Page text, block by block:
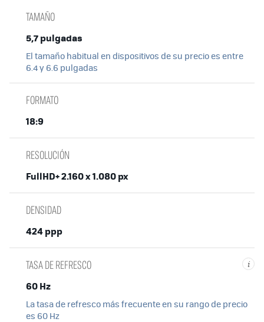
TAMAÑO
5,7 pulgadas
El tamaño habitual en dispositivos de su precio es entre
6.4 y 6.6 pulgadas
FORMATO
18:9
RESOLUCIÓN
FullHD+ 2.160 x 1.080 px
DENSIDAD
424 ppp
i
TASA DE REFRESCO
60 Hz
La tasa de refresco más frecuente en su rango de precio
es 60 Hz